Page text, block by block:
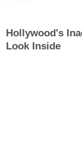
Hollywood's
Look Inside